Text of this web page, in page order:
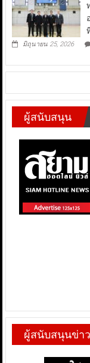
มิถุนายน 25, 2026
ผู้สนับสนุน
ผู้สนับสนุนข่าว